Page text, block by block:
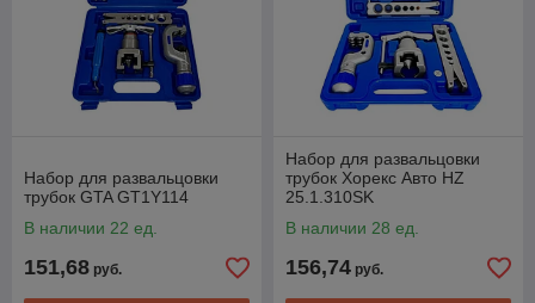
Набор для развальцовки
трубок GTA GT1Y114
В наличии 22 ед.
151,68 руб.
Набор для развальцовки
трубок Хорекс Авто HZ
25.1.310SK
В наличии 28 ед.
156,74 руб.